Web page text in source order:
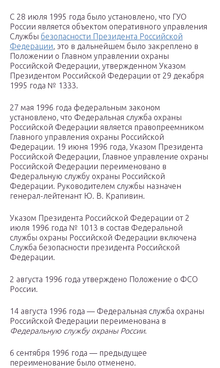
С 28 июля 1995 года было установлено, что ГУО
России является объектом оперативного управления
Службы безопасности Президента Российской
Федерации, это в дальнейшем было закреплено в
Положении о Главном управлении охраны
Российской Федерации, утвержденном Указом
Президентом Российской Федерации от 29 декабря
1995 года № 1333.
27 мая 1996 года федеральным законом
установлено, что Федеральная служба охраны
Российской Федерации является правопреемником
Главного управления охраны Российской
Федерации. 19 июня 1996 года, Указом Президента
Российской Федерации, Главное управление охраны
Российской Федерации переименовано в
Федеральную службу охраны Российской
Федерации. Руководителем службы назначен
генерал-лейтенант Ю. В. Крапивин.
Указом Президента Российской Федерации от 2
июля 1996 года № 1013 в состав Федеральной
службы охраны Российской Федерации включена
Служба безопасности президента Российской
Федерации.
2 августа 1996 года утверждено Положение о ФСО
России.
14 августа 1996 года — Федеральная служба охраны
Российской Федерации переименована в
Федеральную службу охраны России.
6 сентября 1996 года — предыдущее
переименование было отменено.